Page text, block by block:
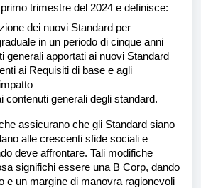
trimestre del 2024 e definisce:
dei nuovi Standard per
in un periodo di cinque anni
generali apportati ai nuovi Standard
ai Requisiti di base e agli
contenuti generali degli standard.
assicurano che gli Standard siano
alle crescenti sfide sociali e
deve affrontare. Tali modifiche
significhi essere una B Corp, dando
e un margine di manovra ragionevoli